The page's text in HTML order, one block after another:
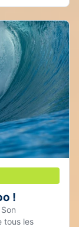
!
tous les